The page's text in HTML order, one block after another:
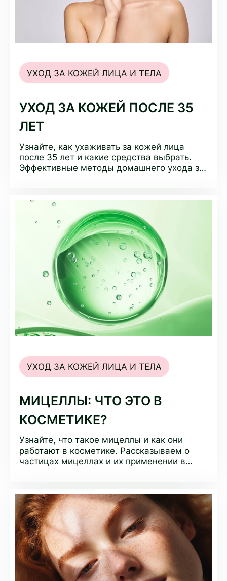
УХОД ЗА КОЖЕЙ ЛИЦА И ТЕЛА
УХОД ЗА КОЖЕЙ ПОСЛЕ 35
ЛЕТ
Узнайте, как ухаживать за кожей лица
после 35 лет и какие средства выбрать.
Эффективные методы домашнего ухода за
УХОД ЗА КОЖЕЙ ЛИЦА И ТЕЛА
МИЦЕЛЛЫ: ЧТО ЭТО В
КОСМЕТИКЕ?
Узнайте, что такое мицеллы и как они
работают в косметике. Рассказываем о
частицах мицеллах и их применении в